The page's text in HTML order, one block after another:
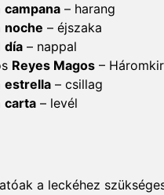
campana– harang
noche – éjszaka
día– nappal
Reyes Magos–
estrella– csillag
carta– levél
a leckéhez